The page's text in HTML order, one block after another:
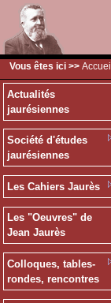
Vous êtes ici >> Accueil
Actualités
jaurésiennes
Société d'études
jaurésiennes
Les Cahiers Jaurès
Les "Oeuvres" de
Jean Jaurès
Colloques, tables-
rondes, rencontres